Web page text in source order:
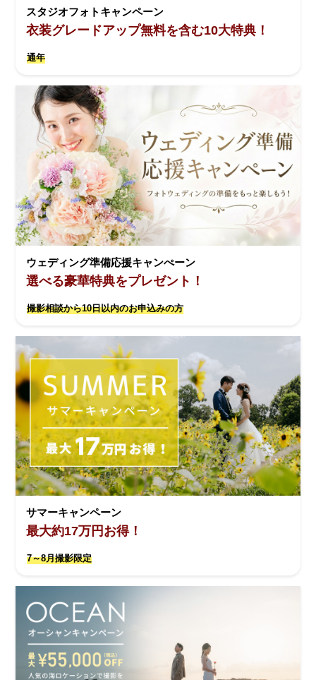
スタジオフォトキャンペーン
衣装グレードアップ無料を含む10大特典！
通年
ウェディング準備応援キャンぺーン
選べる豪華特典をプレゼント！
撮影相談から10日以内のお申込みの方
サマーキャンペーン
最大約17万円お得！
7～8月撮影限定